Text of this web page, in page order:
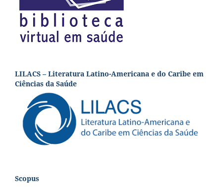
LILACS – Literatura Latino-Americana e do Caribe em
Ciências da Saúde
Scopus